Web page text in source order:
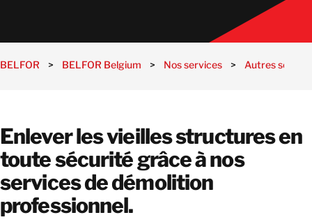
BELFOR > BELFOR Belgium > Nos services > Autres
Enlever les vieilles structures en
toute sécurité grâce à nos
services de démolition
professionnel.